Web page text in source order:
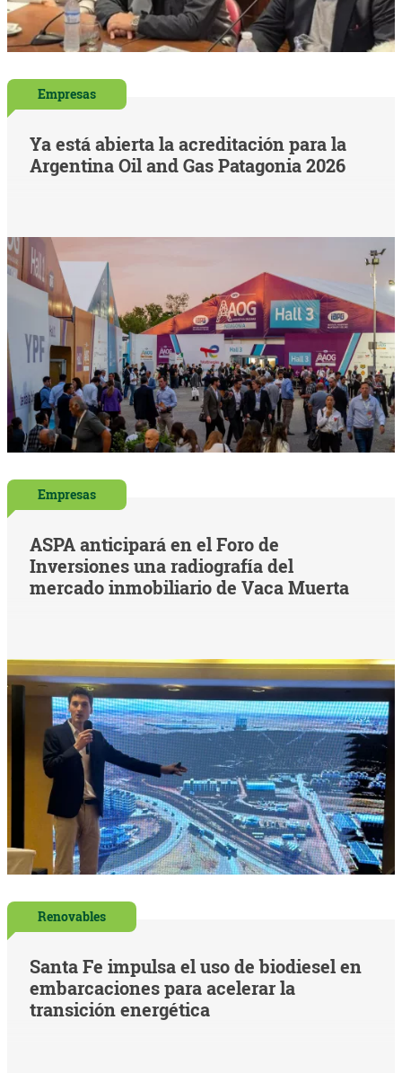
Empresas
Ya está abierta la acreditación para la
Argentina Oil and Gas Patagonia 2026
Empresas
ASPA anticipará en el Foro de
Inversiones una radiografía del
mercado inmobiliario de Vaca Muerta
Renovables
Santa Fe impulsa el uso de biodiesel en
embarcaciones para acelerar la
transición energética